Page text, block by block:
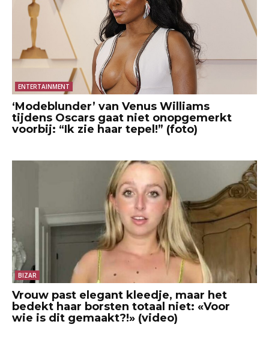
ENTERTAINMENT
‘Modeblunder’ van Venus Williams
tijdens Oscars gaat niet onopgemerkt
voorbij: “Ik zie haar tepel!” (foto)
BIZAR
Vrouw past elegant kleedje, maar het
bedekt haar borsten totaal niet: «Voor
wie is dit gemaakt?!» (video)